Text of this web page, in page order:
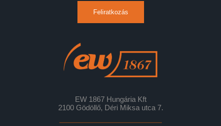
Feliratkozás
EW 1867 Hungária Kft
2100 Gödöllő, Déri Miksa utca 7.